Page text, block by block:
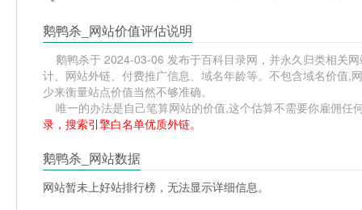
鹅鸭杀_网站价值评估说明
鹅鸭杀于 2024-03-06 发布于百科目录网，并永久归类相关
计、网站外链、付费推广信息、域名年龄等。不包含域名价值
少来衡量站点价值当然不够准确。
唯一的办法是自己笔算网站的价值,这个估算不需要你雇佣任
录，搜索引擎白名单优质外链。
鹅鸭杀_网站数据
网站暂未上好站排行榜，无法显示详细信息。